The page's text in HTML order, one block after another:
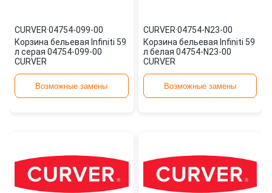
CURVER·04754-099-00
Корзина бельевая Infiniti 59
л серая 04754-099-00
CURVER
Возможные замены
CURVER·04754-N23-00
Корзина бельевая Infiniti 59
л белая 04754-N23-00
CURVER
Возможные замены